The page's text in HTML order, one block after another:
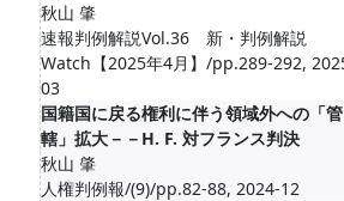
秋山 肇
速報判例解説Vol.36 新・判例解説
Watch【2025年4月】/pp.289-292,
03
国籍国に戻る権利に伴う領域外への「管
轄」拡大－－H. F. 対フランス判決
秋山 肇
人権判例報/(9)/pp.82-88, 2024-12